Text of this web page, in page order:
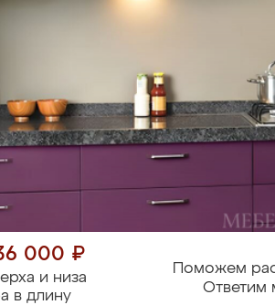
000 ₽
и низа
в длину
Поможем
Ответим